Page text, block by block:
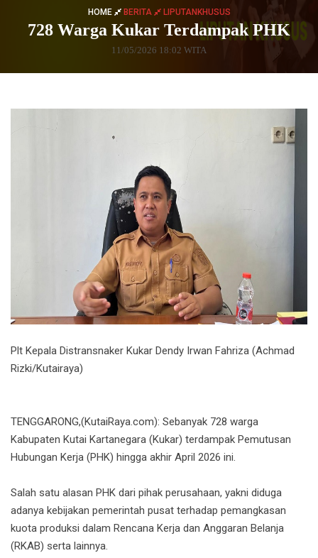
HOME BERITA LIPUTANKHUSUS
728 Warga Kukar Terdampak PHK
11/05/2026 18:02 WITA
Plt Kepala Distransnaker Kukar Dendy Irwan Fahriza (Achmad
Rizki/Kutairaya)
TENGGARONG,(KutaiRaya.com): Sebanyak 728 warga
Kabupaten Kutai Kartanegara (Kukar) terdampak Pemutusan
Hubungan Kerja (PHK) hingga akhir April 2026 ini.
Salah satu alasan PHK dari pihak perusahaan, yakni diduga
adanya kebijakan pemerintah pusat terhadap pemangkasan
kuota produksi dalam Rencana Kerja dan Anggaran Belanja
(RKAB) serta lainnya.